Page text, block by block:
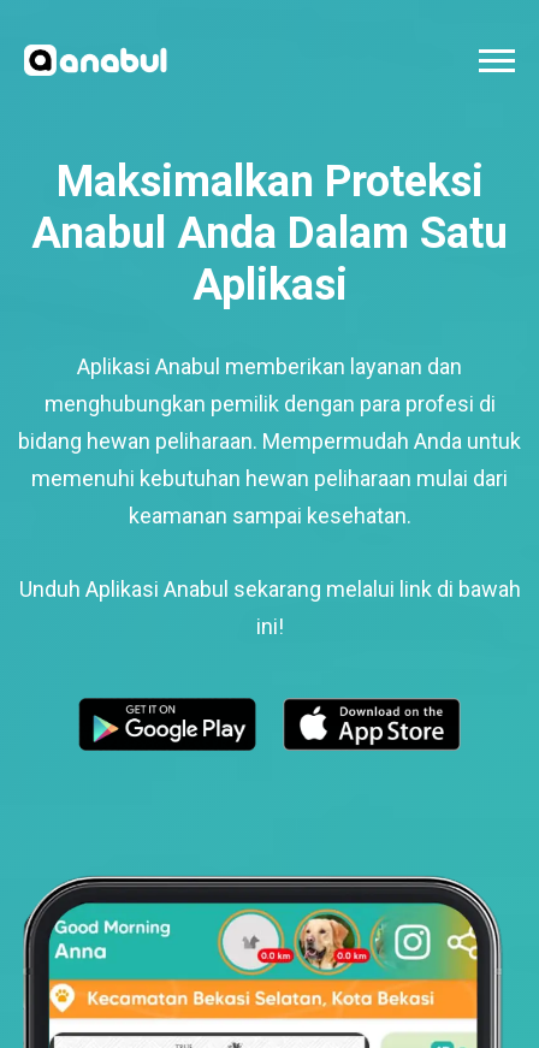
Maksimalkan Proteksi
Anabul Anda Dalam Satu
Aplikasi
Aplikasi Anabul memberikan layanan dan
menghubungkan pemilik dengan para profesi di
bidang hewan peliharaan. Mempermudah Anda untuk
memenuhi kebutuhan hewan peliharaan mulai dari
keamanan sampai kesehatan.
Unduh Aplikasi Anabul sekarang melalui link di bawah
ini!